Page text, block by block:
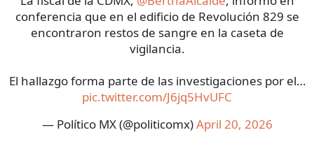
conferencia que en el edificio de Revolución 829 se
encontraron restos de sangre en la caseta de
vigilancia.
El hallazgo forma parte de las investigaciones por el…
pic.twitter.com/J6jq5HvUFC
— Político MX (@politicomx)April 20, 2026